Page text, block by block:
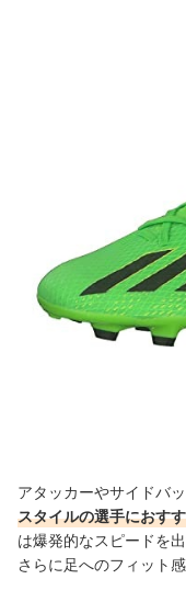
アタッカーやサイドバッ
スタイルの選手におす
は爆発的なスピードを
さらに足へのフィット